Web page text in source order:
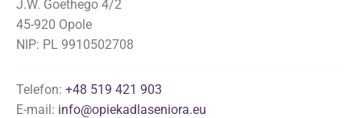
J.W. Goethego 4/2
45-920 Opole
NIP: PL 9910502708
Telefon: +48 519 421 903
E-mail: info@opiekadlaseniora.eu